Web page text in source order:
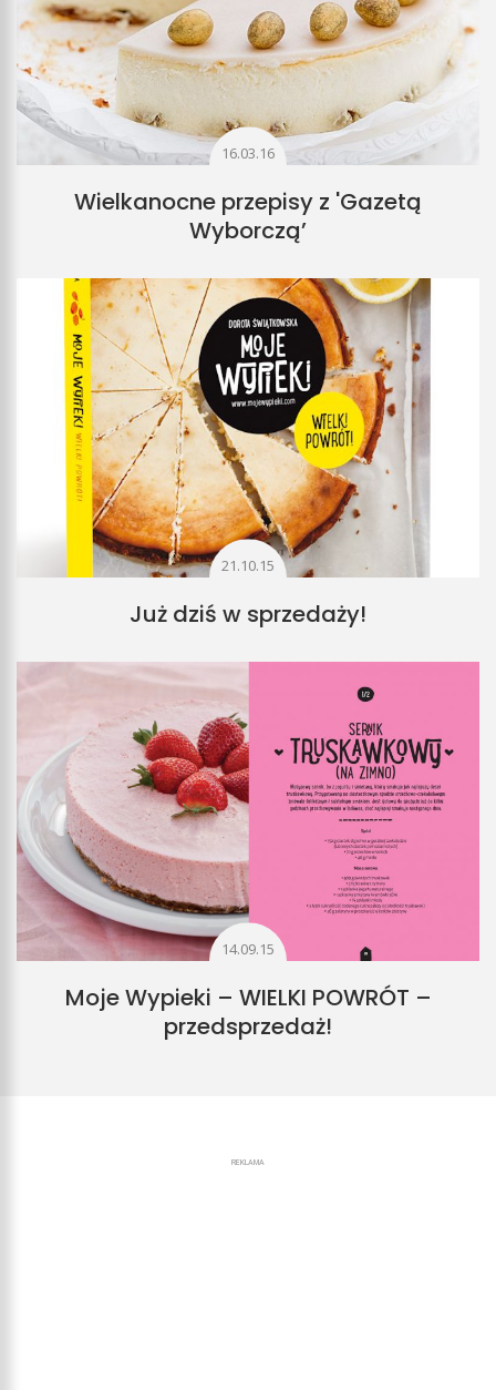
16.03.16
Wielkanocne przepisy z 'Gazetą
Wyborczą’
21.10.15
Już dziś w sprzedaży!
14.09.15
Moje Wypieki – WIELKI POWRÓT –
przedsprzedaż!
REKLAMA